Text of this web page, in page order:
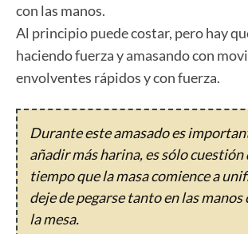
con las manos.
Al principio puede costar, pero hay
haciendo fuerza y amasando con
envolventes rápidos y con fuerza.
Durante este amasado es
añadir más harina, es sólo cuestión
tiempo que la masa comience a
deje de pegarse tanto en las manos
la mesa.